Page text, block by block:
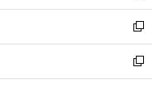
ウ
で
開
く
ン
ド
ウ
で
開
ウ
ィ
ン
ド
ウ
し
い
ウ
ィ
ン
新
し
い
ウ
新
し